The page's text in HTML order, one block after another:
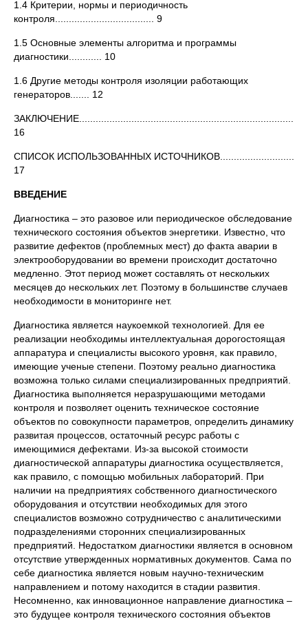
1.4 Критерии, нормы и периодичность
контроля.................................... 9
1.5 Основные элементы алгоритма и программы
диагностики............ 10
1.6 Другие методы контроля изоляции работающих
генераторов....... 12
16
СПИСОК ИСПОЛЬЗОВАННЫХ
17
ВВЕДЕНИЕ
Диагностика – это разовое или периодическое обследование
технического состояния объектов энергетики. Известно, что
развитие дефектов (проблемных мест) до факта аварии в
электрооборудовании во времени происходит достаточно
медленно. Этот период может составлять от нескольких
месяцев до нескольких лет. Поэтому в большинстве случаев
необходимости в мониторинге нет.
Диагностика является наукоемкой технологией. Для ее
реализации необходимы интеллектуальная дорогостоящая
аппаратура и специалисты высокого уровня, как правило,
имеющие ученые степени. Поэтому реально диагностика
возможна только силами специализированных предприятий.
Диагностика выполняется неразрушающими методами
контроля и позволяет оценить техническое состояние
объектов по совокупности параметров, определить динамику
развитая процессов, остаточный ресурс работы с
имеющимися дефектами. Из-за высокой стоимости
диагностической аппаратуры диагностика осуществляется,
как правило, с помощью мобильных лабораторий. При
наличии на предприятиях собственного диагностического
оборудования и отсутствии необходимых для этого
специалистов возможно сотрудничество с аналитическими
подразделениями сторонних специализированных
предприятий. Недостатком диагностики является в основном
отсутствие утвержденных нормативных документов. Сама по
себе диагностика является новым научно-техническим
направлением и потому находится в стадии развития.
Несомненно, как инновационное направление диагностика –
это будущее контроля технического состояния объектов